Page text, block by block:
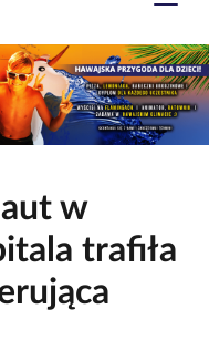
w
trafiła